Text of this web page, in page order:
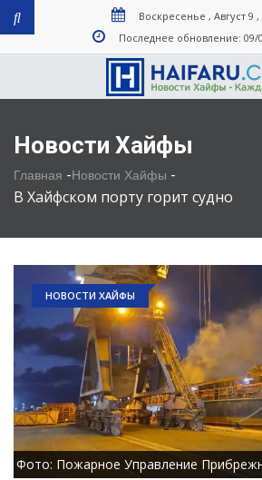
Воскресенье , Август 9 ,
Последнее обновление: 09/
Новости Хайфы
Главная -Новости Хайфы -
В Хайфском порту горит судно
НОВОСТИ ХАЙФЫ
Фото: Пожарное Управление